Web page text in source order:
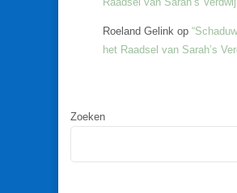
Roeland Gelink op
het Raadsel van Sarah’s
Zoeken